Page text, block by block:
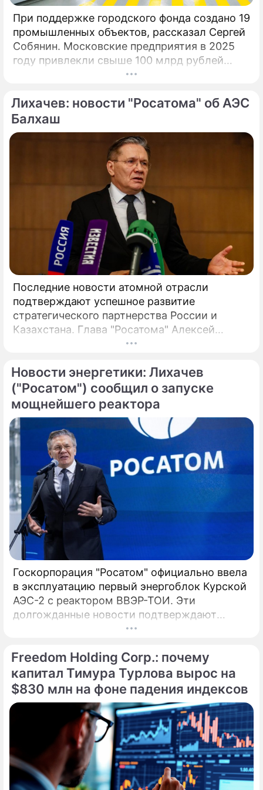
При поддержке городского фонда создано 19
промышленных объектов, рассказал Сергей
Собянин. Московские предприятия в 2025
году привлекли свыше 100 млрд рублей
инвестиционных кредитов на развитие и
поддержки промышленности и
предпринимательства.
Лихачев: новости "Росатома" об АЭС
Балхаш
Последние новости атомной отрасли
подтверждают успешное развитие
стратегического партнерства России и
Казахстана. Глава "Росатома" Алексей
Лихачев сообщил, что на площадке будущей
инженерных изысканий, что является
важным этапом реализации масштабного
проекта. В мае 2026 года в Москве
состоялись предметные переговоры
руководства российской государственной
корпорации и ответственного ведомства
Республики Казахстан.
Новости энергетики: Лихачев
("Росатом") сообщил о запуске
мощнейшего реактора
Госкорпорация "Росатом" официально ввела
в эксплуатацию первый энергоблок Курской
АЭС-2 с реактором ВВЭР-ТОИ. Эти
долгожданные новости подтверждают
технологическое лидерство России, а глава
технологическим успехом и трудовым
подвигом. Введенный в эксплуатацию 27
апреля, инновационный энергоблок № 1
Курской АЭС-2 с 1 мая начал официальные
поставки электроэнергии в Единую
энергосистему страны.
Freedom Holding Corp.: почему
капитал Тимура Турлова вырос на
$830 млн на фоне падения индексов